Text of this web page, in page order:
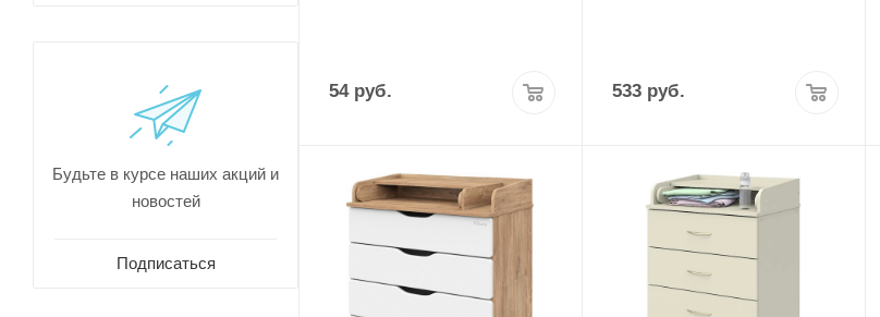
54руб. 533руб.
Будьте в курсе наших акций и
новостей
Подписаться